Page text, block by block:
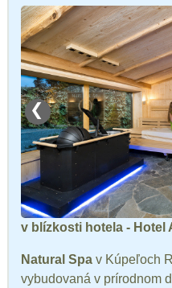
❮
v blízkosti hotela - Hotel
Natural Spa v Kúpeľoch
vybudovaná v prírodnom